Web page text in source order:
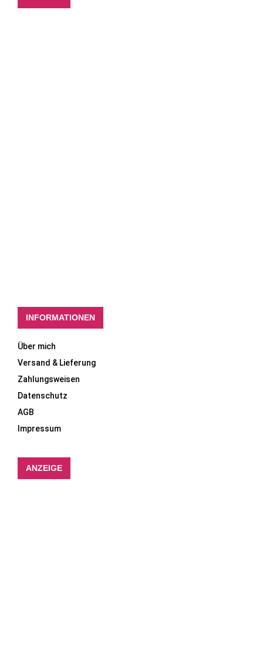
INFORMATIONEN
Über mich
Versand & Lieferung
Zahlungsweisen
Datenschutz
AGB
Impressum
ANZEIGE